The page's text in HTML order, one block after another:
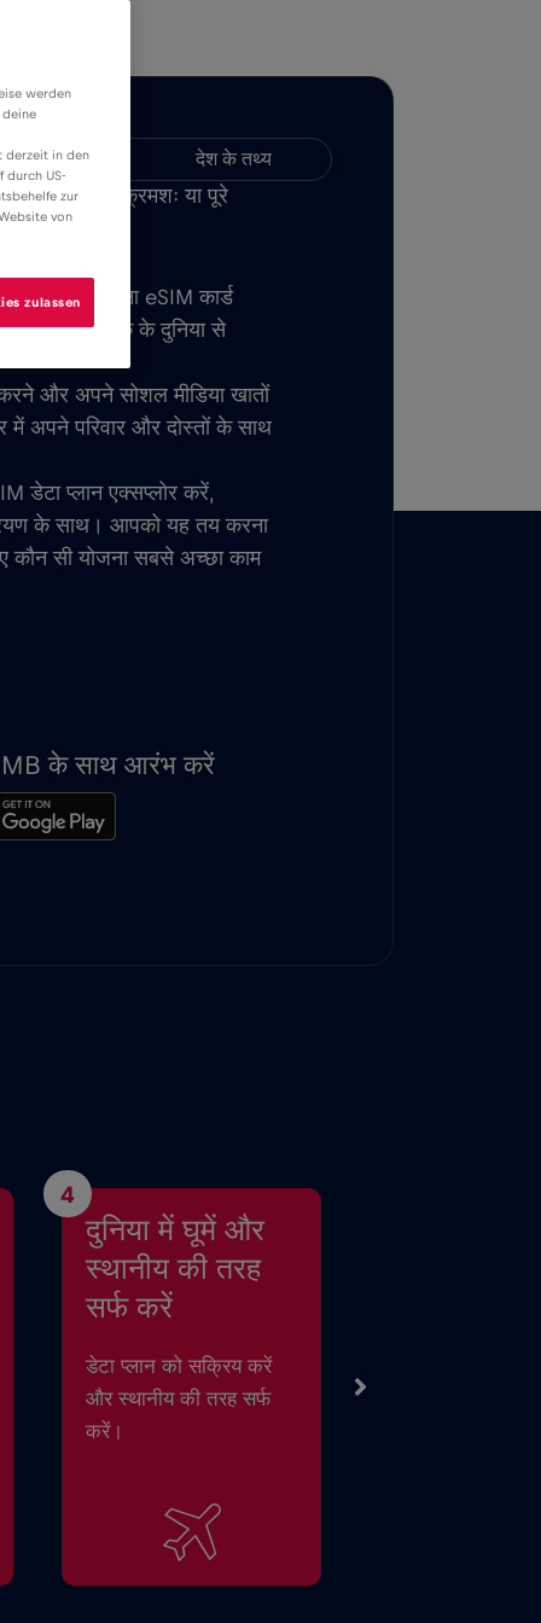
अनुकूलता देश के तथ्य
करें और क्रमशः या पूरे
जब आप अपना eSIM कार्ड
या रोमिंग शुल्क के दुनिया से
और अपने सोशल मीडिया खातों
में अपने परिवार और दोस्तों के साथ
डेटा प्लान एक्सप्लोर करें,
के साथ। आपको यह तय करना
सी योजना सबसे अच्छा काम
के साथ आरंभ करें
4
दुनिया में घूमें और
स्थानीय की तरह
सर्फ करें
डेटा प्लान को सक्रिय करें
और स्थानीय की तरह सर्फ
करें।
werden
deine
derzeit in den
durch US-
zur
von
zulassen